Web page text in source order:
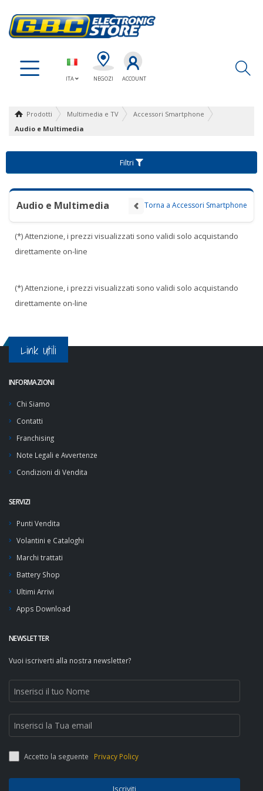
ITA NEGOZI ACCOUNT
Prodotti Multimedia e TV
Accessori Smartphone
Audio e Multimedia
Filtri
Audio e Multimedia Torna a Accessori Smartphone
(*) Attenzione, i prezzi visualizzati sono validi solo acquistando
direttamente on-line
(*) Attenzione, i prezzi visualizzati sono validi solo acquistando
direttamente on-line
Link Utili
INFORMAZIONI
Chi Siamo
Contatti
Franchising
Note Legali e Avvertenze
Condizioni di Vendita
SERVIZI
Punti Vendita
Volantini e Cataloghi
Marchi trattati
Battery Shop
Ultimi Arrivi
Apps Download
NEWSLETTER
Vuoi iscriverti alla nostra newsletter?
Accetto la seguente Privacy Policy
Iscriviti